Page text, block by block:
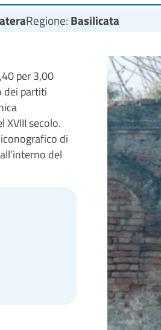
Regione: Basilicata
per 3,00
dei partiti
XVIII secolo.
di
del